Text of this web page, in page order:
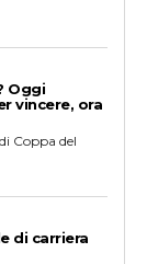
Oggi
vincere, ora
Coppa del
di carriera